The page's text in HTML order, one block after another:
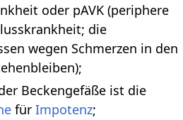
oder pAVK (periphere
die
wegen Schmerzen in den
Beckengefäße ist die
für Impotenz;